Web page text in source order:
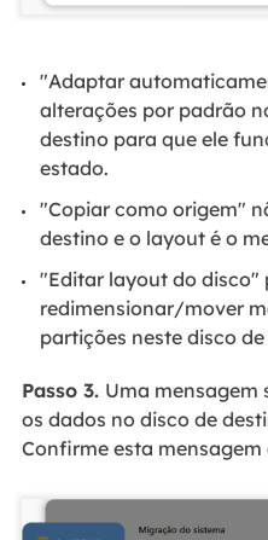
"Adaptar
alterações por padrão
destino para que ele
estado.
"Copiar como origem"
destino e o layout é o
"Editar layout do disco"
redimensionar/mover
partições neste disco
Passo 3. Uma mensagem
os dados no disco de
Confirme esta